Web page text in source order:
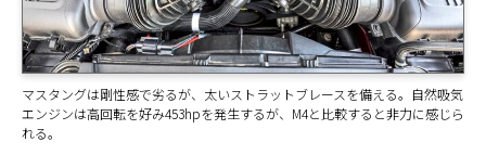
マスタングは剛性感で劣るが、太いストラットブレースを備える。自然吸気
エンジンは高回転を好み453hpを発生するが、M4と比較すると非力に感じら
れる。